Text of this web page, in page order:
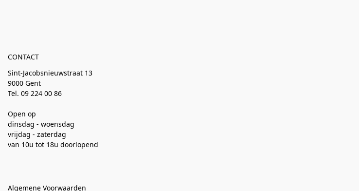
CONTACT
Sint-Jacobsnieuwstraat 13
9000 Gent
Tel. 09 224 00 86
Open op
dinsdag - woensdag
vrijdag - zaterdag
van 10u tot 18u doorlopend
Algemene Voorwaarden